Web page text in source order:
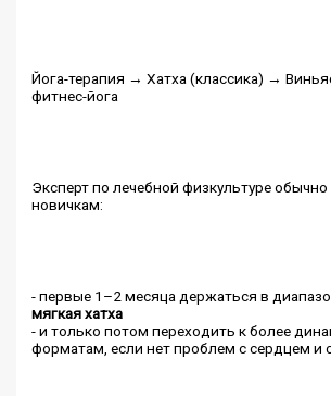
Йога-терапия → Хатха (классика) →
фитнес-йога
Эксперт по лечебной физкультуре
новичкам:
- первые 1–2 месяца держаться в
мягкая хатха
- и только потом переходить к более
форматам, если нет проблем с сердцем и